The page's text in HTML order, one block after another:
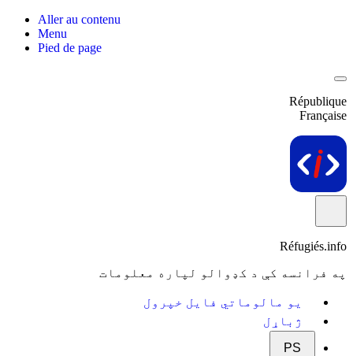
Aller au contenu
Menu
Pied de page
République
Française
Réfugiés.info
په فرانسه کې د کډوالو لپاره معلومات
یو مالوماتي فایل خپرول
ژباړل
PS